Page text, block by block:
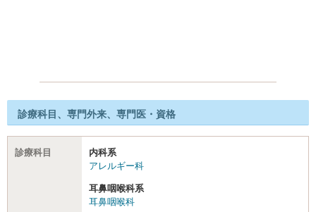
診療科目、専門外来、専門医・資格
診療科目
内科系
アレルギー科
耳鼻咽喉科系
耳鼻咽喉科